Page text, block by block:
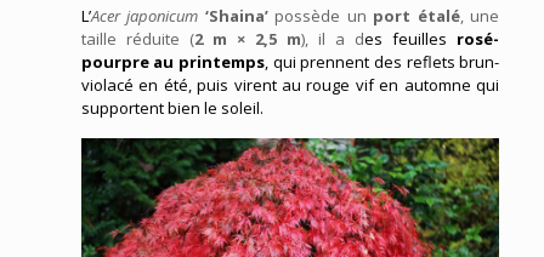
L’Acer japonicum ‘Shaina’possède un port étalé, une
taille réduite (2 m × 2,5 m), il a des feuilles rosé-
pourpre au printemps, qui prennent des reflets brun-
violacé en été, puis virent au rouge vif en automne qui
supportent bien le soleil.